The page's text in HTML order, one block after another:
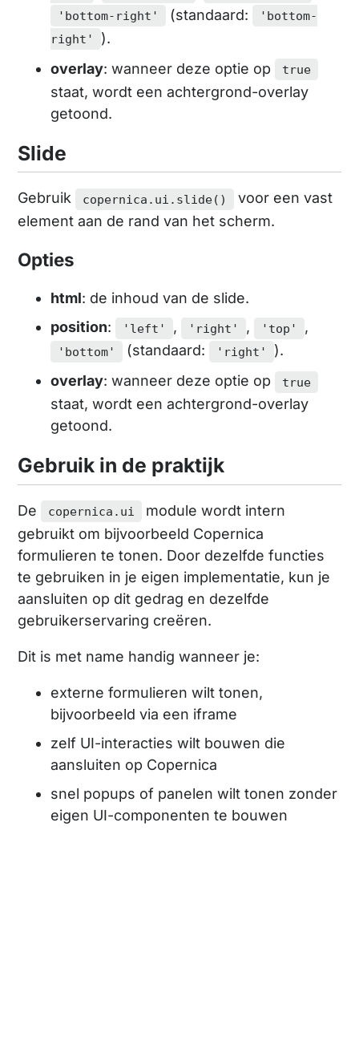
'bottom-right' (standaard:
'bottom-
right'
).
overlay: wanneer deze optie op true
staat, wordt een achtergrond-overlay
getoond.
Slide
Gebruik copernica.ui.slide()
voor een vast
element aan de rand van het scherm.
Opties
html: de inhoud van de slide.
position: 'left' , 'right' , 'top' ,
'bottom' (standaard: 'right'
).
overlay: wanneer deze optie op true
staat, wordt een achtergrond-overlay
getoond.
Gebruik in de praktijk
De copernica.ui
module wordt intern
gebruikt om bijvoorbeeld Copernica
formulieren te tonen. Door dezelfde functies
te gebruiken in je eigen implementatie, kun je
aansluiten op dit gedrag en dezelfde
gebruikerservaring creëren.
Dit is met name handig wanneer je:
externe formulieren wilt tonen,
bijvoorbeeld via een iframe
zelf UI-interacties wilt bouwen die
aansluiten op Copernica
snel popups of panelen wilt tonen zonder
eigen UI-componenten te bouwen